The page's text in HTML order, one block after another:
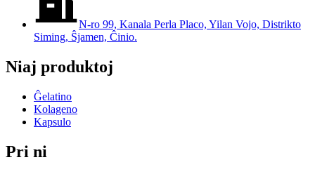
N-ro 99, Kanala Perla Placo, Yilan Vojo, Distrikto
Siming, Ŝjamen, Ĉinio.
Niaj produktoj
Ĝelatino
Kolageno
Kapsulo
Pri ni